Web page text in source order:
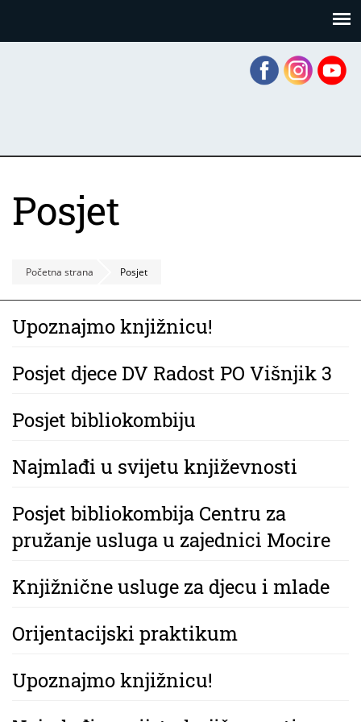
Posjet
Početna strana Posjet
Upoznajmo knjižnicu!
Posjet djece DV Radost PO Višnjik 3
Posjet bibliokombiju
Najmlađi u svijetu književnosti
Posjet bibliokombija Centru za
pružanje usluga u zajednici Mocire
Knjižnične usluge za djecu i mlade
Orijentacijski praktikum
Upoznajmo knjižnicu!